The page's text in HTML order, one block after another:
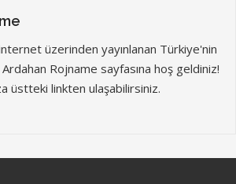
üzerinden yayınlanan Türkiye'nin
Rojname sayfasına hoş geldiniz!
üstteki linkten ulaşabilirsiniz.